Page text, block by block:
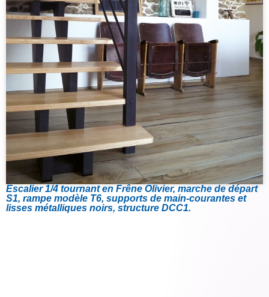
Escalier 1/4 tournant en Frêne Olivier, marche de départ
S1, rampe modèle T6, supports de main-courantes et
lisses métalliques noirs, structure DCC1.